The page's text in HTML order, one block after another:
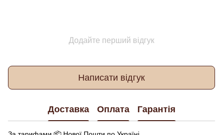
Додайте перший відгук
Написати відгук
Доставка Оплата Гарантія